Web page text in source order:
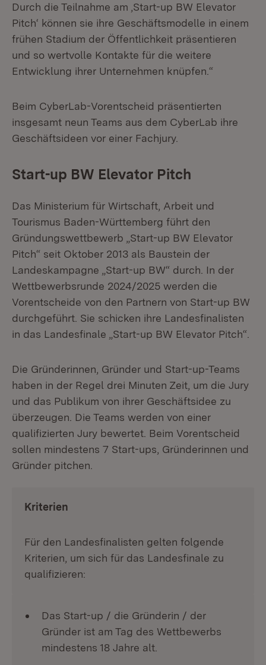
Durch die Teilnahme am ‚Start-up BW Elevator
Pitch‘ können sie ihre Geschäftsmodelle in einem
frühen Stadium der Öffentlichkeit präsentieren
und so wertvolle Kontakte für die weitere
Entwicklung ihrer Unternehmen knüpfen.“
Beim CyberLab-Vorentscheid präsentierten
insgesamt neun Teams aus dem CyberLab ihre
Geschäftsideen vor einer Fachjury.
Start-up BW Elevator Pitch
Das Ministerium für Wirtschaft, Arbeit und
Tourismus Baden-Württemberg führt den
Gründungswettbewerb „Start-up BW Elevator
Pitch“ seit Oktober 2013 als Baustein der
Landeskampagne „Start-up BW“ durch. In der
Wettbewerbsrunde 2024/2025 werden die
Vorentscheide von den Partnern von Start-up BW
durchgeführt. Sie schicken ihre Landesfinalisten
in das Landesfinale „Start-up BW Elevator Pitch“.
Die Gründerinnen, Gründer und Start-up-Teams
haben in der Regel drei Minuten Zeit, um die Jury
und das Publikum von ihrer Geschäftsidee zu
überzeugen. Die Teams werden von einer
qualifizierten Jury bewertet. Beim Vorentscheid
sollen mindestens 7 Start-ups, Gründerinnen und
Gründer pitchen.
Kriterien
Für den Landesfinalisten gelten folgende
Kriterien, um sich für das Landesfinale zu
qualifizieren:
Das Start-up / die Gründerin / der
Gründer ist am Tag des Wettbewerbs
mindestens 18 Jahre alt.